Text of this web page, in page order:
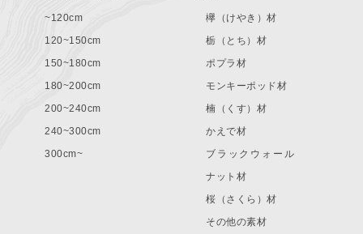
~120cm
120~150cm
150~180cm
180~200cm
200~240cm
240~300cm
300cm~
欅（けやき）材
栃（とち）材
ポプラ材
モンキーポッド材
楠（くす）材
かえで材
ブラックウォール
ナット材
桜（さくら）材
その他の素材